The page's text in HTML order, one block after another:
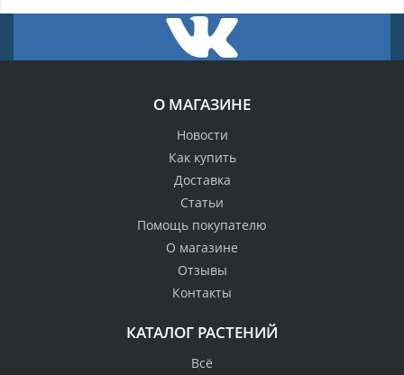
О МАГАЗИНЕ
Новости
Как купить
Доставка
Статьи
Помощь покупателю
О магазине
Отзывы
Контакты
КАТАЛОГ РАСТЕНИЙ
Всё